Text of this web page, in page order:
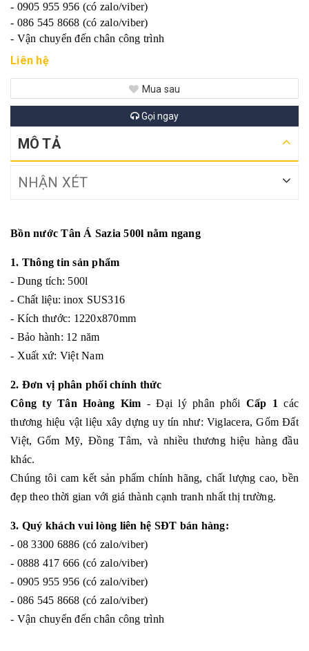
- 0905 955 956 (có zalo/viber)
- 086 545 8668 (có zalo/viber)
- Vận chuyển đến chân công trình
Liên hệ
Mua sau
Gọi ngay
MÔ TẢ
NHẬN XÉT
Bồn nước Tân Á Sazia 500l nằm ngang
1. Thông tin sản phẩm
- Dung tích: 500l
- Chất liệu: inox SUS316
- Kích thước: 1220x870mm
- Bảo hành: 12 năm
- Xuất xứ: Việt Nam
2. Đơn vị phân phối chính thức
Công ty Tân Hoàng Kim - Đại lý phân phối Cấp 1 các
thương hiệu vật liệu xây dựng uy tín như: Viglacera, Gốm Đất
Việt, Gốm Mỹ, Đồng Tâm, và nhiều thương hiệu hàng đầu
khác.
Chúng tôi cam kết sản phẩm chính hãng, chất lượng cao, bền
đẹp theo thời gian với giá thành cạnh tranh nhất thị trường.
3. Quý khách vui lòng liên hệ SĐT bán hàng:
- 08 3300 6886 (có zalo/viber)
- 0888 417 666 (có zalo/viber)
- 0905 955 956 (có zalo/viber)
- 086 545 8668 (có zalo/viber)
- Vận chuyển đến chân công trình